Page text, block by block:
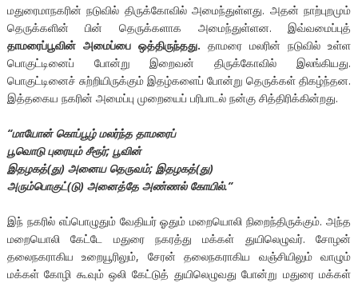
மதுரைமாநகரின் நடுவில் திருக்கோவில் அமைந்துள்ளது. அதன் நாற்புறமும்
தெருக்களின் பின் தெருக்களாக அமைந்துள்ளன. இவ்வமைப்புத்
தாமரைப்பூவின் அமைப்பை ஒத்திருந்தது. தாமரை மலரின் நடுவில் உள்ள
பொகுட்டினைப் போன்று இறைவன் திருக்கோவில் இலங்கியது.
பொகுட்டினைச் சுற்றியிருக்கும் இதழ்களைப் போன்று தெருக்கள் திகழ்ந்தன.
இத்தகைய நகரின் அமைப்பு முறையைப் பரிபாடல் நன்கு சித்திரிக்கின்றது.
“மாயோன் கொப்பூழ் மலர்ந்த தாமரைப்
பூவொடு புரையும் சீரூர்; பூவின்
இதழகத்(து) அனைய தெருவம்; இதழகத்(து)
அரும்பொகுட்(டு) அனைத்தே அண்ணல் கோயில்.”
இந் நகரில் எப்பொழுதும் வேதியர் ஓதும் மறையொலி நிறைந்திருக்கும். அந்த
மறையொலி கேட்டே மதுரை நகரத்து மக்கள் துயிலெழுவர். சோழன்
தலைநகராகிய உறையூரிலும், சேரன் தலைநகராகிய வஞ்சியிலும் வாழும்
மக்கள் கோழி கூவும் ஒலி கேட்டுத் துயிலெழுவது போன்று மதுரை மக்கள்